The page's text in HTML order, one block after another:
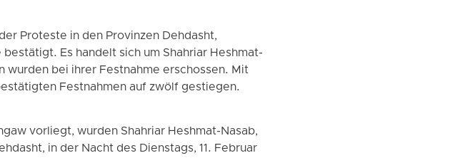
Proteste in den Provinzen Dehdasht,
Es handelt sich um Shahriar Heshmat-
wurden bei ihrer Festnahme erschossen. Mit
Festnahmen auf zwölf gestiegen.
vorliegt, wurden Shahriar Heshmat-Nasab,
in der Nacht des Dienstags, 11. Februar